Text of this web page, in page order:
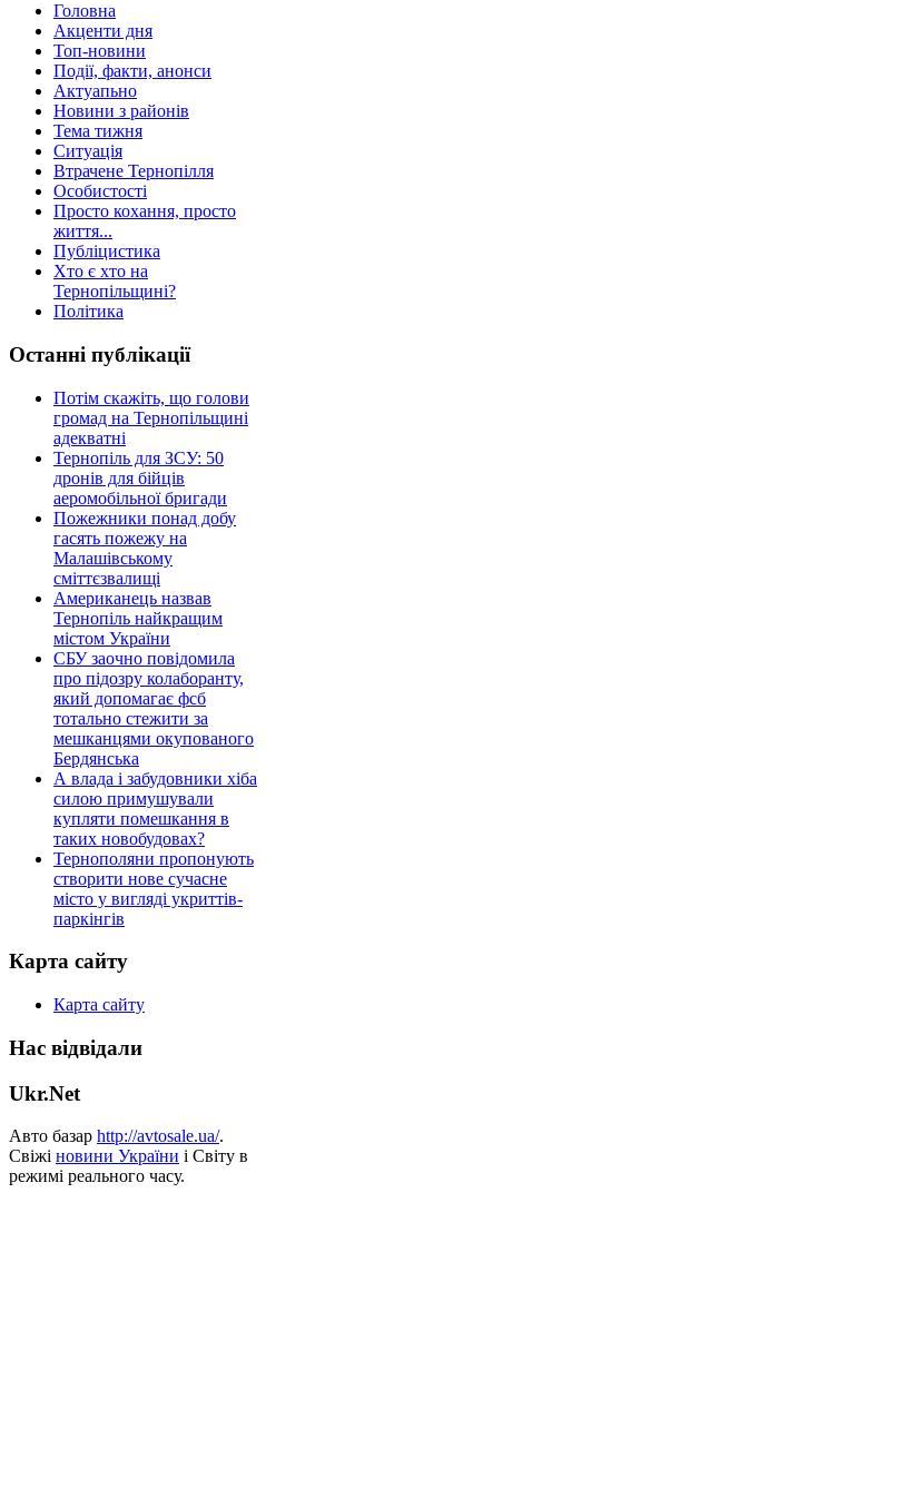
Головна
Акценти дня
Топ-новини
Події, факти, анонси
Актуапьно
Новини з районів
Тема тижня
Ситуація
Втрачене Тернопілля
Особистості
Просто кохання, просто
життя...
Публіцистика
Хто є хто на
Тернопільщині?
Політика
Останні публікації
Потім скажіть, що голови
громад на Тернопільщині
адекватні
Тернопіль для ЗСУ: 50
дронів для бійців
аеромобільної бригади
Пожежники понад добу
гасять пожежу на
Малашівському
сміттєзвалищі
Американець назвав
Тернопіль найкращим
містом України
СБУ заочно повідомила
про підозру колаборанту,
який допомагає фсб
тотально стежити за
мешканцями окупованого
Бердянська
А влада і забудовники хіба
силою примушували
купляти помешкання в
таких новобудовах?
Тернополяни пропонують
створити нове сучасне
місто у вигляді укриттів-
паркінгів
Карта сайту
Карта сайту
Нас відвідали
Ukr.Net
Авто базар http://avtosale.ua/.
Свіжі новини України і Світу в
режимі реального часу.